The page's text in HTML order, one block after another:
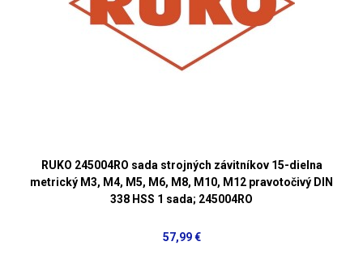
RUKO 245004RO sada strojných závitníkov 15-dielna
metrický M3, M4, M5, M6, M8, M10, M12 pravotočivý DIN
338 HSS 1 sada; 245004RO
57,99 €